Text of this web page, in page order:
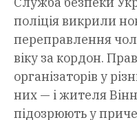
поліція викрили
переправлення
віку за кордон.
організаторів у
них — і жителя
підозрюють у